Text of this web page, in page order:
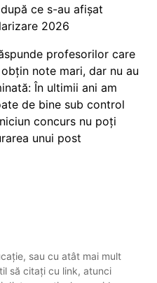
ce s-au afișat
2026
profesorilor care
note mari, dar nu au
În ultimii ani am
de bine sub control
concurs nu poți
unui post
sau cu atât mai mult
să citați cu link, atunci